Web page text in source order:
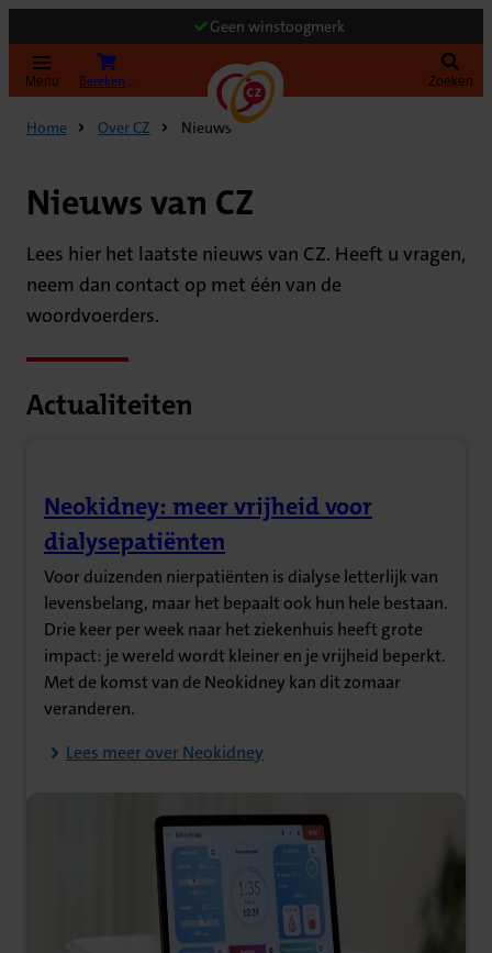
Geen winstoogmerk
Menu Bereken uw premie Zoeken
Home Over CZ Nieuws
Nieuws van CZ
Lees hier het laatste nieuws van CZ. Heeft u vragen,
neem dan contact op met één van de
woordvoerders.
Actualiteiten
Neokidney: meer vrijheid voor
dialysepatiënten
(Opent in nieuw tabblad)
Voor duizenden nierpatiënten is dialyse letterlijk van
levensbelang, maar het bepaalt ook hun hele bestaan.
Drie keer per week naar het ziekenhuis heeft grote
impact: je wereld wordt kleiner en je vrijheid beperkt.
Met de komst van de Neokidney kan dit zomaar
veranderen.
Lees meer over Neokidney